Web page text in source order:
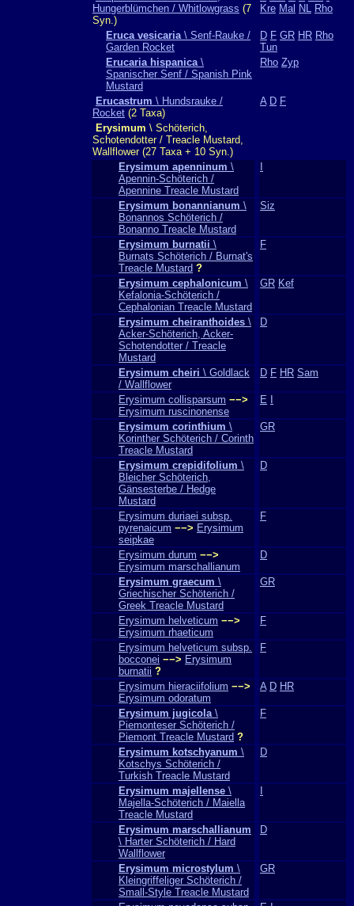
Hungerblümchen / Whitlowgrass (7
Syn.)
Kre Mal NL Rho
Eruca vesicaria\ Senf-Rauke /
Garden Rocket
D F GR HR Rho
Tun
Erucaria hispanica\
Spanischer Senf / Spanish Pink
Mustard
Rho Zyp
Erucastrum \ Hundsrauke /
Rocket (2 Taxa)
A D F
Erysimum \ Schöterich,
Schotendotter / Treacle Mustard,
Wallflower (27 Taxa + 10 Syn.)
Erysimum apenninum \
Apennin-Schöterich /
Apennine Treacle Mustard
Erysimum bonannianum \
Bonannos Schöterich /
Bonanno Treacle Mustard
Siz
Erysimum burnatii \
Burnats Schöterich / Burnat's
Treacle Mustard ?
F
Erysimum cephalonicum \
Kefalonia-Schöterich /
Cephalonian Treacle Mustard
GR Kef
Erysimum cheiranthoides \
Acker-Schöterich, Acker-
Schotendotter / Treacle
Mustard
D
Erysimum cheiri \ Goldlack
/ Wallflower
D F HR Sam
Erysimum collisparsum −−>
Erysimum ruscinonense
E
Erysimum corinthium \
Korinther Schöterich / Corinth
Treacle Mustard
GR
Erysimum crepidifolium \
Bleicher Schöterich,
Gänsesterbe / Hedge
Mustard
D
Erysimum duriaei subsp.
pyrenaicum −−> Erysimum
seipkae
F
Erysimum durum −−>
Erysimum marschallianum
D
Erysimum graecum \
Griechischer Schöterich /
Greek Treacle Mustard
GR
Erysimum helveticum −−>
Erysimum rhaeticum
F
Erysimum helveticum subsp.
bocconei −−> Erysimum
burnatii ?
F
Erysimum hieraciifolium −−>
Erysimum odoratum
A D HR
Erysimum jugicola\
Piemonteser Schöterich /
Piemont Treacle Mustard ?
F
Erysimum kotschyanum \
Kotschys Schöterich /
Turkish Treacle Mustard
D
Erysimum majellense \
Majella-Schöterich / Maiella
Treacle Mustard
Erysimum marschallianum
\ Harter Schöterich / Hard
Wallflower
D
Erysimum microstylum \
Kleingriffeliger Schöterich /
Small-Style Treacle Mustard
GR